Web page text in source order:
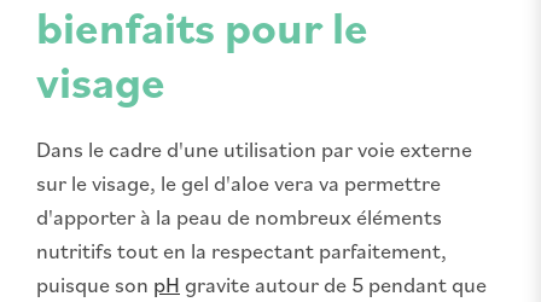
bienfaits pour le
visage
Dans le cadre d'une utilisation par voie externe
sur le visage, le gel d'aloe vera va permettre
d'apporter à la peau de nombreux éléments
nutritifs tout en la respectant parfaitement,
puisque son pH gravite autour de 5 pendant que